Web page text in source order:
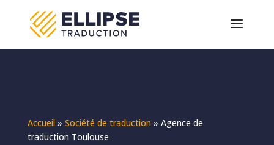
Accueil» Société de traduction» Agence de
traduction Toulouse